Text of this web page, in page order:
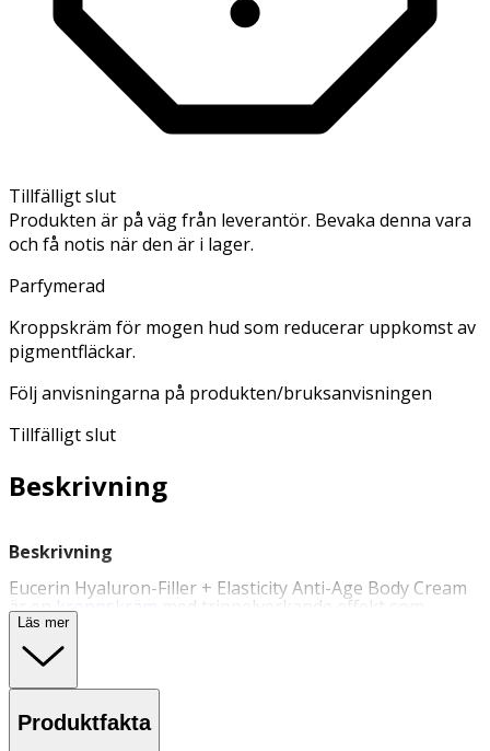
Tillfälligt slut
Produkten är på väg från leverantör. Bevaka denna vara
och få notis när den är i lager.
Parfymerad
Kroppskräm för mogen hud som reducerar uppkomst av
pigmentfläckar.
Följ anvisningarna på produkten/bruksanvisningen
Tillfälligt slut
Beskrivning
Beskrivning
Eucerin Hyaluron-Filler + Elasticity Anti-Age Body Cream
är enkroppskräm med trippelverkande effekt som
tillgodoser de viktigaste behoven för mogen hud.
Krämen innehåller den patenterade ingrediensen
thiamidol som synbart reducerar uppkomsten av
pigmentfläckar och ger en jämn och strålande hud.
Hudens förnyelseprocess av kollagen accelereras tack
vare den unika ingrediensen arctiin, som hjälper till att
förbättra hudens elasticitet. Krämen innehåller även
Läs mer
Produktfakta